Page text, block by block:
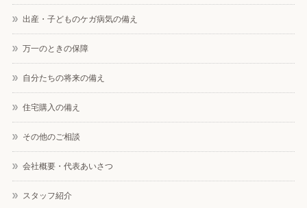
出産・子どものケガ病気の備え
万一のときの保障
自分たちの将来の備え
住宅購入の備え
その他のご相談
会社概要・代表あいさつ
スタッフ紹介